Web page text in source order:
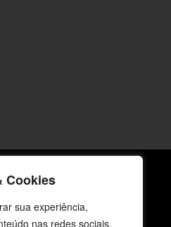
Cookies
sua experiência,
nas redes sociais,